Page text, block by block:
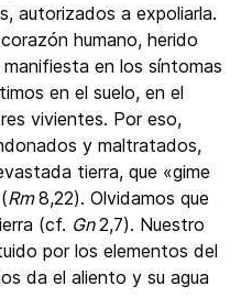
autorizados a expoliarla.
humano, herido
en los síntomas
en el suelo, en el
vivientes. Por eso,
y maltratados,
tierra, que «gime
Rm8,22). Olvidamos que
(cf. Gn2,7). Nuestro
por los elementos del
da el aliento y su agua